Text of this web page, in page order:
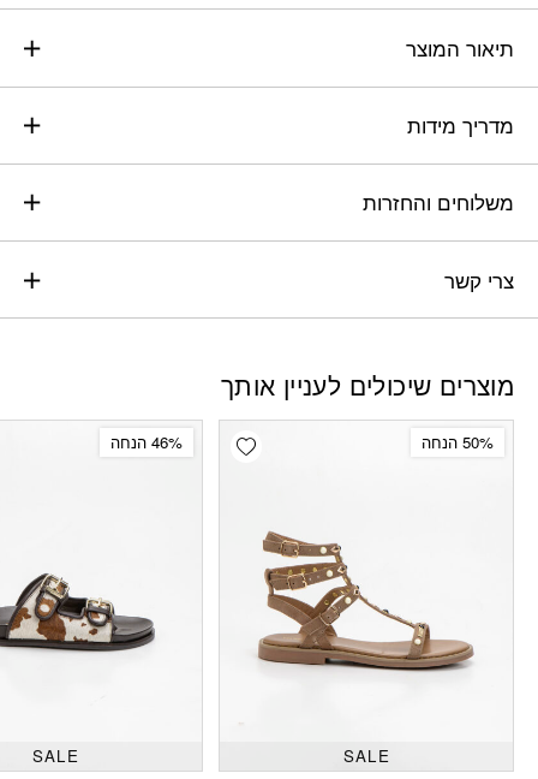
תיאור המוצר
מדריך מידות
משלוחים והחזרות
צרי קשר
מוצרים שיכולים לעניין אותך
Add wishlist 50% הנחה
SALE
46% הנחה
SALE